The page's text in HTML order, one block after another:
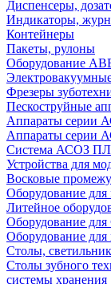
Диспенсеры,
Индикаторы,
Контейнеры
Пакеты, рулоны
Оборудование
Фрезеры
Пескоструйные
Аппараты серии
Аппараты
Система АСОЗ
Устройства для
Восковые
Оборудование для
Литейное
Оборудование
Оборудование для
Cтолы,
Столы зубного
системы хранения